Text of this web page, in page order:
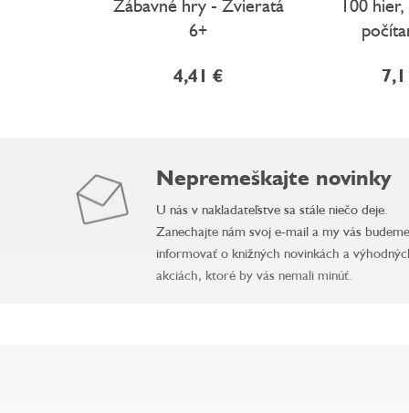
Zábavné hry - Zvieratá
6+
4,41 €
100
Nepremeškajte novinky
U nás v nakladateľstve sa stále niečo deje.
Zanechajte nám svoj e-mail a my vás budeme
informovať o knižných novinkách a
akciách, ktoré by vás nemali minúť.